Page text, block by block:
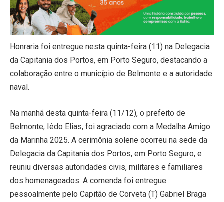
Honraria foi entregue nesta quinta-feira (11) na Delegacia
da Capitania dos Portos, em Porto Seguro, destacando a
colaboração entre o município de Belmonte e a autoridade
naval.
Na manhã desta quinta-feira (11/12), o prefeito de
Belmonte, Iêdo Elias, foi agraciado com a Medalha Amigo
da Marinha 2025. A cerimônia solene ocorreu na sede da
Delegacia da Capitania dos Portos, em Porto Seguro, e
reuniu diversas autoridades civis, militares e familiares
dos homenageados. A comenda foi entregue
pessoalmente pelo Capitão de Corveta (T) Gabriel Braga